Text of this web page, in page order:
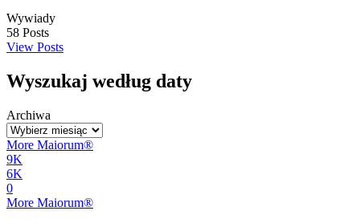
Wywiady
58 Posts
View Posts
Wyszukaj według daty
Archiwa
More Maiorum®
9K
6K
0
More Maiorum®